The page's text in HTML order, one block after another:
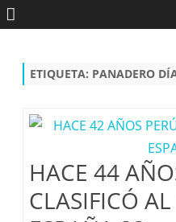
ETIQUETA: PANADERO
HACE 44
CLASIFICÓ